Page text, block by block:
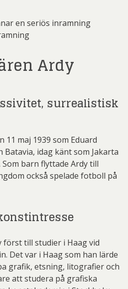
en seriös inramning
Ardy
surrealistisk
11 maj 1939 som Eduard
Batavia, idag känt som Jakarta
Som barn flyttade Ardy till
också spelade fotboll på
till studier i Haag vid
Det var i Haag som han lärde
grafik, etsning, litografier och
att studera på grafiska